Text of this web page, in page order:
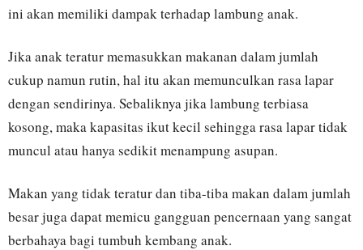
ini akan memiliki dampak terhadap lambung anak.
Jika anak teratur memasukkan makanan dalam jumlah
cukup namun rutin, hal itu akan memunculkan rasa lapar
dengan sendirinya. Sebaliknya jika lambung terbiasa
kosong, maka kapasitas ikut kecil sehingga rasa lapar tidak
muncul atau hanya sedikit menampung asupan.
Makan yang tidak teratur dan tiba-tiba makan dalam jumlah
besar juga dapat memicu gangguan pencernaan yang sangat
berbahaya bagi tumbuh kembang anak.